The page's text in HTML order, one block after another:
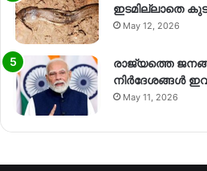
ഇടമില്ലാതെ
May 12, 2026
രാജ്യത്തെ
നിര്‍ദേശങ്ങള്‍
May 11, 2026